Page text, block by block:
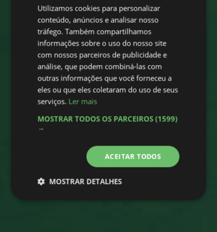
Utilizamos cookies para personalizar
conteúdo, anúncios e analisar nosso
tráfego. Também compartilhamos
informações sobre o uso do nosso site
com nossos parceiros de publicidade e
análise, que podem combiná-las com
outras informações que você forneceu a
eles ou que eles coletaram do uso de seus
serviços. Ler mais
MOSTRAR TODOS OS PARCEIROS(1599)
→
ACEITAR TODOS
MOSTRAR DETALHES
Estritamente
Desempenho